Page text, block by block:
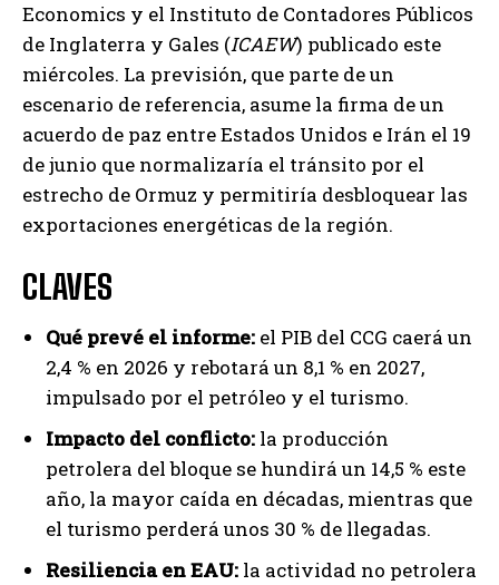
Economics y el Instituto de Contadores Públicos
de Inglaterra y Gales (ICAEW) publicado este
miércoles. La previsión, que parte de un
escenario de referencia, asume la firma de un
acuerdo de paz entre Estados Unidos e Irán el 19
de junio que normalizaría el tránsito por el
estrecho de Ormuz y permitiría desbloquear las
exportaciones energéticas de la región.
CLAVES
Qué prevé el informe: el PIB del CCG caerá un
2,4 % en 2026 y rebotará un 8,1 % en 2027,
impulsado por el petróleo y el turismo.
Impacto del conflicto: la producción
petrolera del bloque se hundirá un 14,5 % este
año, la mayor caída en décadas, mientras que
el turismo perderá unos 30 % de llegadas.
Resiliencia en EAU: la actividad no petrolera